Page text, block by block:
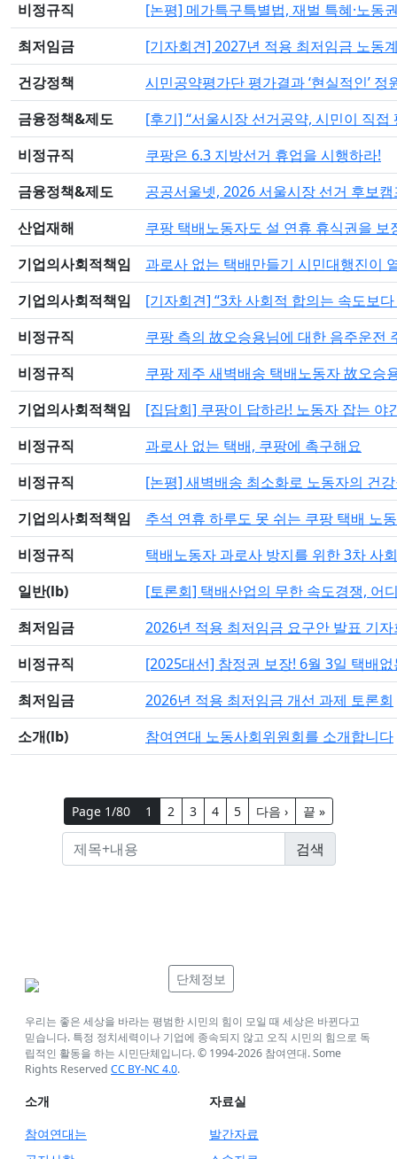
비정규직
[논평] 메가특구특별법, 재벌 특혜·노동
최저임금
[기자회견] 2027년 적용 최저임금 노동
건강정책
시민공약평가단 평가결과 ‘현실적인’ 정
금융정책&제도
[후기] “서울시장 선거공약, 시민이 직
비정규직
쿠팡은 6.3 지방선거 휴업을 시행하라!
금융정책&제도
공공서울넷, 2026 서울시장 선거 후보
산업재해
쿠팡 택배노동자도 설 연휴 휴식권을 보
기업의사회적책임
과로사 없는 택배만들기 시민대행진이
기업의사회적책임
[기자회견] “3차 사회적 합의는 속도보
비정규직
쿠팡 측의 故오승용님에 대한 음주운전
비정규직
쿠팡 제주 새벽배송 택배노동자 故오승
기업의사회적책임
[집담회] 쿠팡이 답하라! 노동자 잡는 야
비정규직
과로사 없는 택배, 쿠팡에 촉구해요
비정규직
[논평] 새벽배송 최소화로 노동자의 건
기업의사회적책임
추석 연휴 하루도 못 쉬는 쿠팡 택배 노동
비정규직
택배노동자 과로사 방지를 위한 3차 사
일반(lb)
[토론회] 택배산업의 무한 속도경쟁, 어
최저임금
2026년 적용 최저임금 요구안 발표 기
비정규직
[2025대선] 참정권 보장! 6월 3일 택배
최저임금
2026년 적용 최저임금 개선 과제 토론회
소개(lb)
참여연대 노동사회위원회를 소개합니다
Page 1/80 1 2 3 4 5 다음 › 끝 »
단체정보
우리는 좋은 세상을 바라는 평범한 시민의 힘이 모일 때 세상은 바뀐다고
믿습니다. 특정 정치세력이나 기업에 종속되지 않고 오직 시민의 힘으로 독
립적인 활동을 하는 시민단체입니다. © 1994-2026 참여연대. Some
Rights Reserved CC BY-NC 4.0.
소개
참여연대는
자료실
발간자료